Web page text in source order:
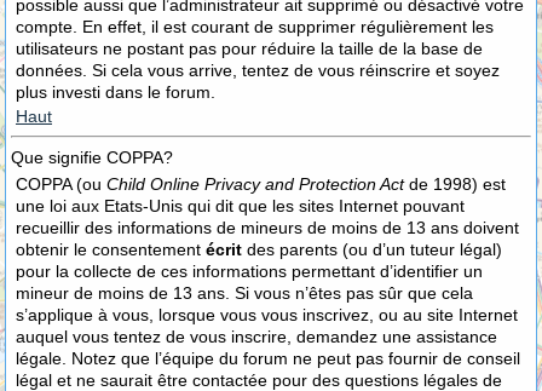
possible aussi que l’administrateur ait supprimé ou désactivé votre
compte. En effet, il est courant de supprimer régulièrement les
utilisateurs ne postant pas pour réduire la taille de la base de
données. Si cela vous arrive, tentez de vous réinscrire et soyez
plus investi dans le forum.
Haut
Que signifie COPPA?
COPPA (ou Child Online Privacy and Protection Actde 1998) est
une loi aux Etats-Unis qui dit que les sites Internet pouvant
recueillir des informations de mineurs de moins de 13 ans doivent
obtenir le consentement écrit des parents (ou d’un tuteur légal)
pour la collecte de ces informations permettant d’identifier un
mineur de moins de 13 ans. Si vous n’êtes pas sûr que cela
s’applique à vous, lorsque vous vous inscrivez, ou au site Internet
auquel vous tentez de vous inscrire, demandez une assistance
légale. Notez que l’équipe du forum ne peut pas fournir de conseil
légal et ne saurait être contactée pour des questions légales de